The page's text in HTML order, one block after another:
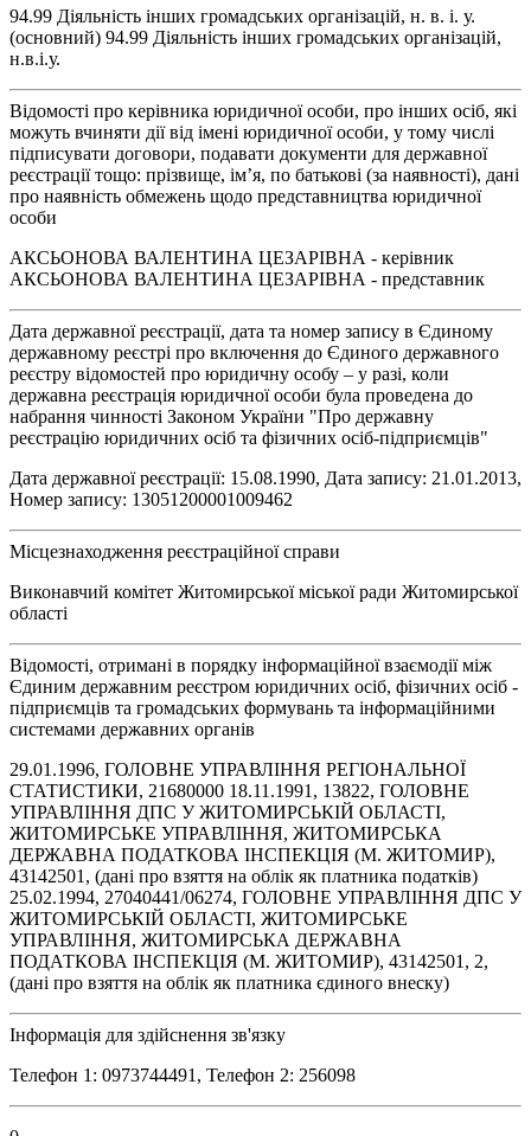
94.99 Діяльність інших громадських організацій, н. в. і. у.
(основний) 94.99 Діяльність інших громадських організацій,
н.в.і.у.
Відомості про керівника юридичної особи, про інших осіб, які
можуть вчиняти дії від імені юридичної особи, у тому числі
підписувати договори, подавати документи для державної
реєстрації тощо: прізвище, ім’я, по батькові (за наявності), дані
про наявність обмежень щодо представництва юридичної
особи
АКСЬОНОВА ВАЛЕНТИНА ЦЕЗАРІВНА - керівник
АКСЬОНОВА ВАЛЕНТИНА ЦЕЗАРІВНА - представник
Дата державної реєстрації, дата та номер запису в Єдиному
державному реєстрі про включення до Єдиного державного
реєстру відомостей про юридичну особу – у разі, коли
державна реєстрація юридичної особи була проведена до
набрання чинності Законом України "Про державну
реєстрацію юридичних осіб та фізичних осіб-підприємців"
Дата державної реєстрації: 15.08.1990, Дата запису: 21.01.2013,
Номер запису: 13051200001009462
Місцезнаходження реєстраційної справи
Виконавчий комітет Житомирської міської ради Житомирської
області
Відомості, отримані в порядку інформаційної взаємодії між
Єдиним державним реєстром юридичних осіб, фізичних осіб -
підприємців та громадських формувань та інформаційними
системами державних органів
29.01.1996, ГОЛОВНЕ УПРАВЛІННЯ РЕГІОНАЛЬНОЇ
СТАТИСТИКИ, 21680000 18.11.1991, 13822, ГОЛОВНЕ
УПРАВЛІННЯ ДПС У ЖИТОМИРСЬКІЙ ОБЛАСТІ,
ЖИТОМИРСЬКЕ УПРАВЛІННЯ, ЖИТОМИРСЬКА
ДЕРЖАВНА ПОДАТКОВА ІНСПЕКЦІЯ (М. ЖИТОМИР),
43142501, (дані про взяття на облік як платника податків)
25.02.1994, 27040441/06274, ГОЛОВНЕ УПРАВЛІННЯ ДПС У
ЖИТОМИРСЬКІЙ ОБЛАСТІ, ЖИТОМИРСЬКЕ
УПРАВЛІННЯ, ЖИТОМИРСЬКА ДЕРЖАВНА
ПОДАТКОВА ІНСПЕКЦІЯ (М. ЖИТОМИР), 43142501, 2,
(дані про взяття на облік як платника єдиного внеску)
Інформація для здійснення зв'язку
Телефон 1: 0973744491, Телефон 2: 256098